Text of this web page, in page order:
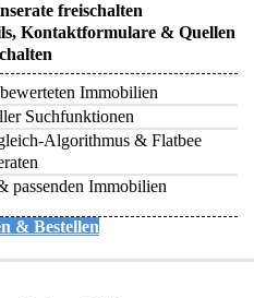
freischalten
Kontaktformulare & Quellen
Immobilien
Suchfunktionen
Algorithmus & Flatbee
passenden Immobilien
& Bestellen